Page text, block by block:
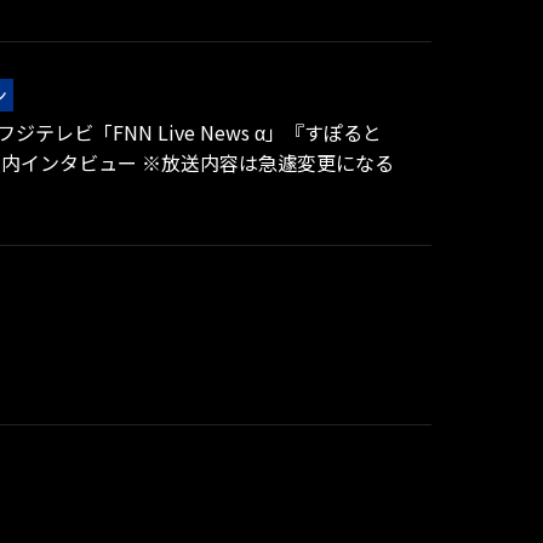
ジテレビ「FNN Live News α」『すぽると
インタビュー ※放送内容は急遽変更になる